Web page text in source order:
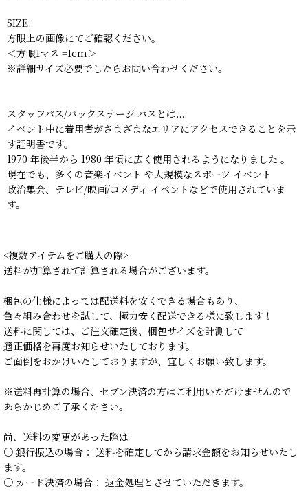
SIZE:
方眼上の画像にてご確認ください。
＜方眼1マス =1cm＞
※詳細サイズ必要でしたらお問い合わせください。
スタッフパス/バックステージ パスとは....
イベント中に着用者がさまざまなエリアにアクセスできることを示
す証明書です。
1970 年後半から 1980 年頃に広く使用されるようになりました 。
現在でも、多くの音楽イベント や大規模なスポーツ イベント
政治集会、テレビ/映画/コメディ イベントなどで使用されていま
す。
<複数アイテムをご購入の際>
送料が加算されて計算される場合がございます。
梱包の仕様によっては配送料を安くできる場合もあり、
色々組み合わせを試して、極力安く配送できる様に致します！
送料に関しては、ご注文確定後、梱包サイズを計測して
適正価格を再度お知らせいたしております。
ご面倒をおかけいたしておりますが、宜しくお願い致します。
※送料再計算の場合、セブン決済の方はご利用いただけませんので
あらかじめご了承ください。
尚、送料の変更があった際は
○ 銀行振込の場合： 送料を確定してから請求金額をお知らせいたし
ます。
○ カード決済の場合： 返金処理とさせていただきます。